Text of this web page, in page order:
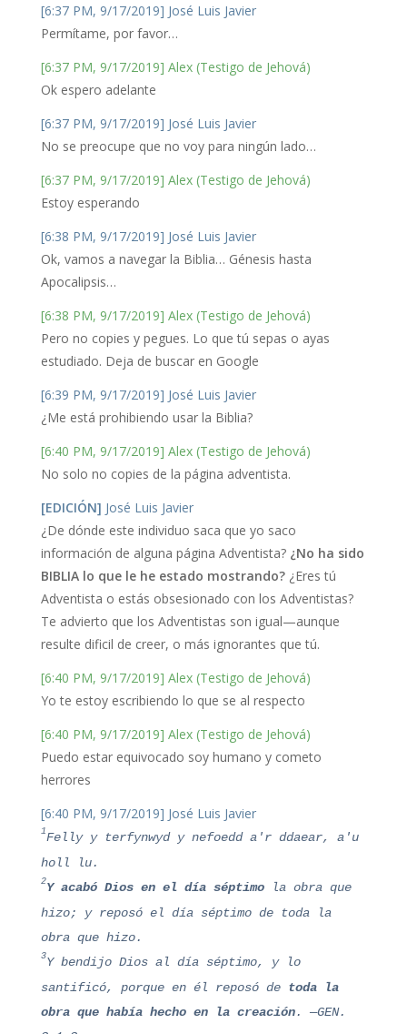
[6:37 PM, 9/17/2019] José Luis Javier
Permítame, por favor…
[6:37 PM, 9/17/2019] Alex (Testigo de Jehová)
Ok espero adelante
[6:37 PM, 9/17/2019] José Luis Javier
No se preocupe que no voy para ningún lado…
[6:37 PM, 9/17/2019] Alex (Testigo de Jehová)
Estoy esperando
[6:38 PM, 9/17/2019] José Luis Javier
Ok, vamos a navegar la Biblia… Génesis hasta
Apocalipsis…
[6:38 PM, 9/17/2019] Alex (Testigo de Jehová)
Pero no copies y pegues. Lo que tú sepas o ayas
estudiado. Deja de buscar en Google
[6:39 PM, 9/17/2019] José Luis Javier
¿Me está prohibiendo usar la Biblia?
[6:40 PM, 9/17/2019] Alex (Testigo de Jehová)
No solo no copies de la página adventista.
[EDICIÓN] José Luis Javier
¿De dónde este individuo saca que yo saco
información de alguna página Adventista? ¿No ha sido
BIBLIA lo que le he estado mostrando?¿Eres tú
Adventista o estás obsesionado con los Adventistas?
Te advierto que los Adventistas son igual—aunque
resulte dificil de creer, o más ignorantes que tú.
[6:40 PM, 9/17/2019] Alex (Testigo de Jehová)
Yo te estoy escribiendo lo que se al respecto
[6:40 PM, 9/17/2019] Alex (Testigo de Jehová)
Puedo estar equivocado soy humano y cometo
herrores
[6:40 PM, 9/17/2019] José Luis Javier
1Felly y terfynwyd y nefoedd a'r ddaear, a'u
holl lu.
2Y acabó Dios en el día séptimola obra que
hizo; y reposó el día séptimo de toda la
obra que hizo.
3Y bendijo Dios al día séptimo, y lo
santificó, porque en él reposó detoda la
obra que había hecho en la creación. —GEN.